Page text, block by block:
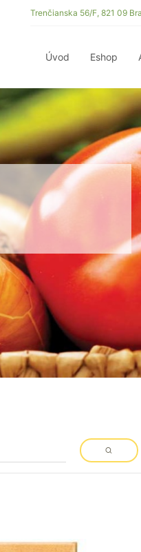
Úvod Eshop
Trenčianska 56/F, 821 09